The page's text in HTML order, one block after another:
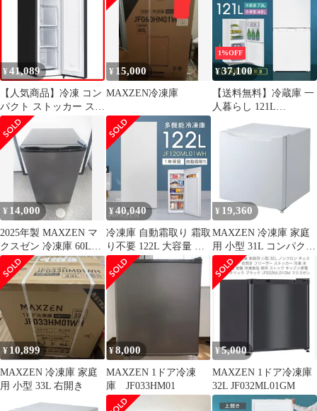
き フリーザー ストッカ
ー 冷凍 氷 食材 食品 食
糧 冷凍食品 保存 スト
ック キッチン家電 ホワ
イト JR031ML01WH マ
クスゼン 72625541
ト フリーザー ストッカ
ー 冷凍 スリム 食材 食
品 食糧 冷凍食品 保存
ストック キッチン家電
グレー JF060HM01WH
マクスゼンｍａ
¥ 41,089
【人気商品】冷凍 コン
パクト ストッカー スリ
ム スリム フリーザー
ノンフロン 冷凍食品 右
開き 大容量 家庭用 ブ
ラック ファン式 霜取り
不要 スリム冷凍庫 マク
スゼン 幅36cm 自動霜
取り 93L JF93HD01 冷
凍庫 MAXZEN
¥ 15,000
MAXZEN冷凍庫
1%OFF
¥37,100
【送料無料】冷蔵庫 一
人暮らし 121L
霜取り不要 コンパクト
¥ 14,000
2025年製 MAXZEN マ
クスゼン 冷凍庫 60L
JF060HM01WH 動作確
認済み
¥40,040
冷凍庫 自動霜取り 霜取
り不要 122L 大容量 右
開き 霜取り不要 ノンフ
ロン キッチン家電 静音
省エネ 節電 ホワイト
¥ 19,360
MAXZEN 冷凍庫 家庭
用 小型 31L コンパクト
ノンフロン チェストフ
リーザー 右開き フリー
ザー ストッカー 冷凍
JR031ML01WH マクス
ゼンe
¥ 10,899
MAXZEN 冷凍庫 家庭
用 小型 33L 右開き
¥8,000
MAXZEN 1ドア冷凍
庫 JF033HM01
¥ 5,000
MAXZEN 1ドア冷凍庫
32L JF032ML01GM